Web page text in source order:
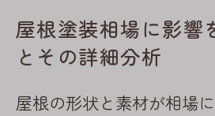
屋根塗装相場に影響
とその詳細分析
屋根の形状と素材が相場